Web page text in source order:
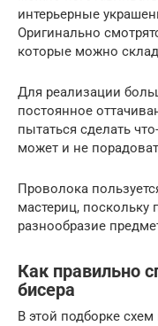
интерьерные
Оригинально
которые можно
Для реализации
постоянное
пытаться сделать
может и не
Проволока
мастериц, поскольку
разнообразие
Как правильно
бисера
В этой подборке